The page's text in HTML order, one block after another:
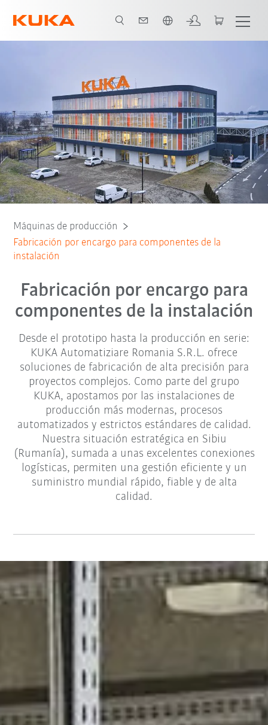
Máquinas de producción
Fabricación por encargo para componentes de la
instalación
Fabricación por encargo para
componentes de la instalación
Desde el prototipo hasta la producción en serie:
KUKA Automatiziare Romania S.R.L. ofrece
soluciones de fabricación de alta precisión para
proyectos complejos. Como parte del grupo
KUKA, apostamos por las instalaciones de
producción más modernas, procesos
automatizados y estrictos estándares de calidad.
Nuestra situación estratégica en Sibiu
(Rumanía), sumada a unas excelentes conexiones
logísticas, permiten una gestión eficiente y un
suministro mundial rápido, fiable y de alta
calidad.